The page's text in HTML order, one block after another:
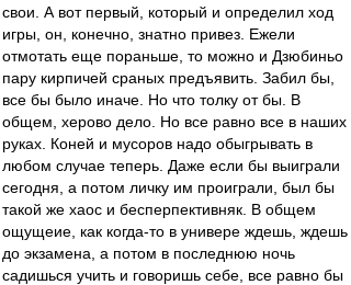
свои. А вот первый, который и определил ход
игры, он, конечно, знатно привез. Ежели
отмотать еще пораньше, то можно и Дзюбиньо
пару кирпичей сраных предъявить. Забил бы,
все бы было иначе. Но что толку от бы. В
общем, херово дело. Но все равно все в наших
руках. Коней и мусоров надо обыгрывать в
любом случае теперь. Даже если бы выиграли
сегодня, а потом личку им проиграли, был бы
такой же хаос и бесперпективняк. В общем
ощущеие, как когда-то в универе ждешь, ждешь
до экзамена, а потом в последнюю ночь
садишься учить и говоришь себе, все равно бы